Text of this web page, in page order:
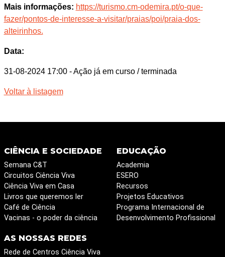
Mais informações: https://turismo.cm-odemira.pt/o-que-
fazer/pontos-de-interesse-a-visitar/praias/poi/praia-dos-
alteirinhos.
Data:
31-08-2024 17:00 - Ação já em curso / terminada
Voltar à listagem
CIÊNCIA E SOCIEDADE
Semana C&T
Circuitos Ciência Viva
Ciência Viva em Casa
Livros que queremos ler
Café de Ciência
Vacinas - o poder da ciência
EDUCAÇÃO
Academia
ESERO
Recursos
Projetos Educativos
Programa Internacional de
Desenvolvimento Profissional
AS NOSSAS REDES
Rede de Centros Ciência Viva